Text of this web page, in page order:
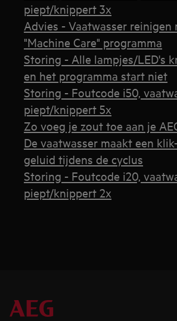
piept/knippert 3x
Advies - Vaatwasser reinigen
"Machine Care" programma
Storing - Alle lampjes/LED's
en het programma start niet
Storing - Foutcode i50,
piept/knippert 5x
Zo voeg je zout toe aan je
De vaatwasser maakt een
geluid tijdens de cyclus
Storing - Foutcode i20,
piept/knippert 2x